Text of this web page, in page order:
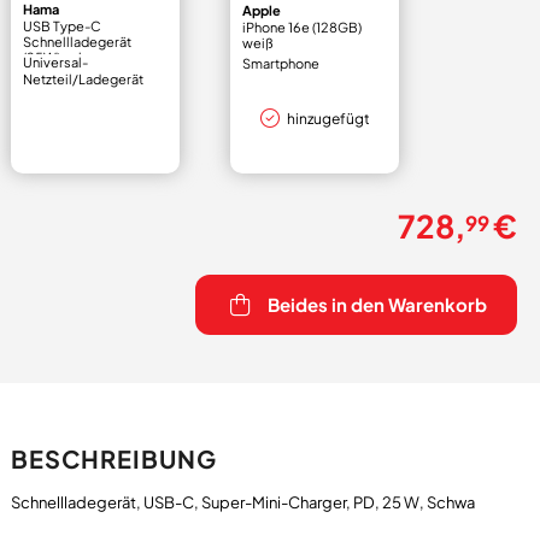
Hama
USB Type-C
Schnellladegerät
(25W) schwarz
Universal-
Netzteil/Ladegerät
Apple
iPhone 16e (128GB)
weiß
Smartphone
hinzugefügt
728,99€
Beides in den Warenkorb
BESCHREIBUNG
Schnellladegerät, USB-C, Super-Mini-Charger, PD, 25 W, Schwa